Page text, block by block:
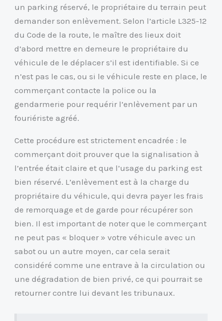
un parking réservé, le propriétaire du terrain peut
demander son enlèvement. Selon l’article L325-12
du Code de la route, le maître des lieux doit
d’abord mettre en demeure le propriétaire du
véhicule de le déplacer s’il est identifiable. Si ce
n’est pas le cas, ou si le véhicule reste en place, le
commerçant contacte la police ou la
gendarmerie pour requérir l’enlèvement par un
fouriériste agréé.
Cette procédure est strictement encadrée : le
commerçant doit prouver que la signalisation à
l’entrée était claire et que l’usage du parking est
bien réservé. L’enlèvement est à la charge du
propriétaire du véhicule, qui devra payer les frais
de remorquage et de garde pour récupérer son
bien. Il est important de noter que le commerçant
ne peut pas « bloquer » votre véhicule avec un
sabot ou un autre moyen, car cela serait
considéré comme une entrave à la circulation ou
une dégradation de bien privé, ce qui pourrait se
retourner contre lui devant les tribunaux.